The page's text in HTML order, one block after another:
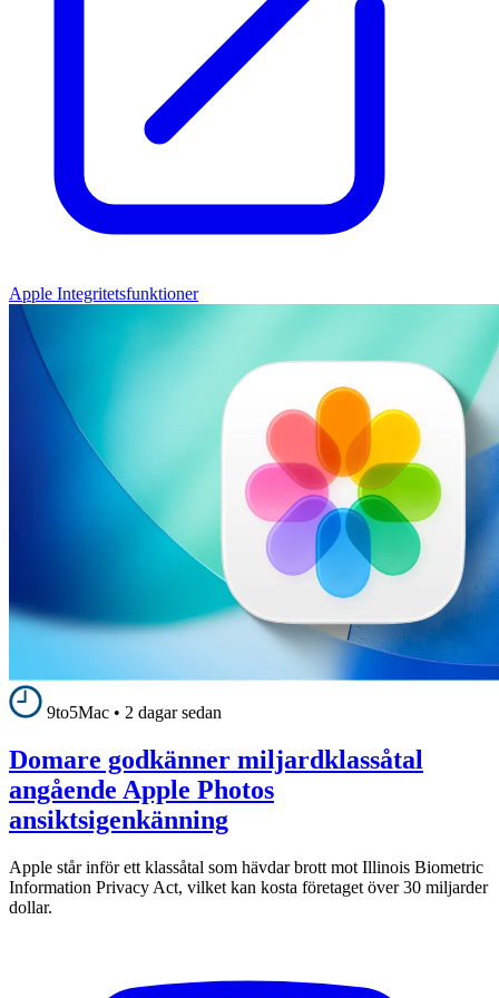
Apple Integritetsfunktioner
9to5Mac • 2 dagar sedan
Domare godkänner miljardklassåtal
angående Apple Photos
ansiktsigenkänning
Apple står inför ett klassåtal som hävdar brott mot Illinois Biometric
Information Privacy Act, vilket kan kosta företaget över 30 miljarder
dollar.